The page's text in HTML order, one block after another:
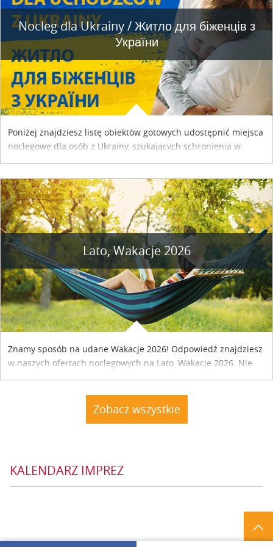
Nocleg dla Ukrainy / Житло для бiженцiв з
України
Poniżej znajdziesz listę obiektów gotowych udostępnić miejsca
noclegowe dla osób z Ukrainy, szukających schronienia w
Lato, Wakacje 2026
Znamy sposób na udane Wakacje 2026! Odpowiedź znajdziesz
w naszych ofertach noclegowych na Lato, Wakacje 2026. Nie
zwlekaj atrakcyjne noclegi czekają...
Zobacz wszystkie
KALENDARZ IMPREZ